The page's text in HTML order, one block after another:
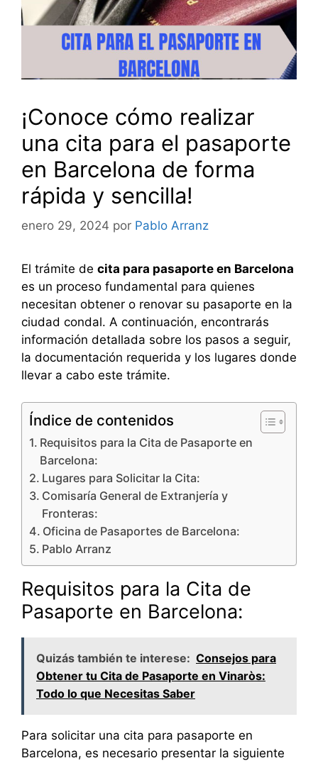
¡Conoce cómo realizar
una cita para el pasaporte
en Barcelona de forma
rápida y sencilla!
enero 29, 2024 por Pablo Arranz
El trámite de cita para pasaporte en Barcelona
es un proceso fundamental para quienes
necesitan obtener o renovar su pasaporte en la
ciudad condal. A continuación, encontrarás
información detallada sobre los pasos a seguir,
la documentación requerida y los lugares donde
llevar a cabo este trámite.
Índice de contenidos
Requisitos para la Cita de Pasaporte en
Barcelona:
Lugares para Solicitar la Cita:
Comisaría General de Extranjería y
Fronteras:
Oficina de Pasaportes de Barcelona:
Pablo Arranz
Requisitos para la Cita de
Pasaporte en Barcelona:
Quizás también te interese: Consejos para
Obtener tu Cita de Pasaporte en Vinaròs:
Todo lo que Necesitas Saber
Para solicitar una cita para pasaporte en
Barcelona, es necesario presentar la siguiente